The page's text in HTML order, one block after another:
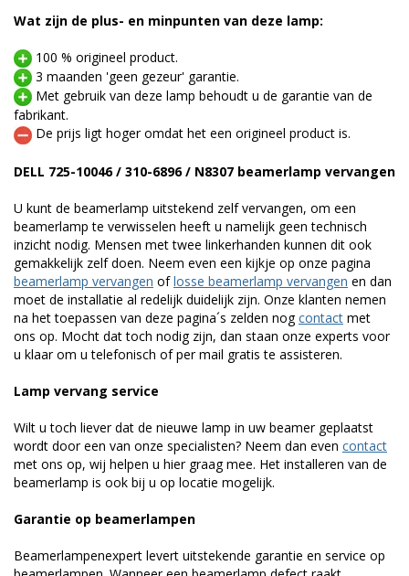
Wat zijn de plus- en minpunten van deze lamp:
100 % origineel product.
3 maanden 'geen gezeur' garantie.
Met gebruik van deze lamp behoudt u de garantie van de
fabrikant.
De prijs ligt hoger omdat het een origineel product is.
DELL 725-10046 / 310-6896 / N8307 beamerlamp vervangen
U kunt de beamerlamp uitstekend zelf vervangen, om een
beamerlamp te verwisselen heeft u namelijk geen technisch
inzicht nodig. Mensen met twee linkerhanden kunnen dit ook
gemakkelijk zelf doen. Neem even een kijkje op onze pagina
beamerlamp vervangen oflosse beamerlamp vervangen en dan
moet de installatie al redelijk duidelijk zijn. Onze klanten nemen
na het toepassen van deze pagina´s zelden nogcontact met
ons op. Mocht dat toch nodig zijn, dan staan onze experts voor
u klaar om u telefonisch of per mail gratis te assisteren.
Lamp vervang service
Wilt u toch liever dat de nieuwe lamp in uw beamer geplaatst
wordt door een van onze specialisten? Neem dan even contact
met ons op, wij helpen u hier graag mee. Het installeren van de
beamerlamp is ook bij u op locatie mogelijk.
Garantie op beamerlampen
Beamerlampenexpert levert uitstekende garantie en service op